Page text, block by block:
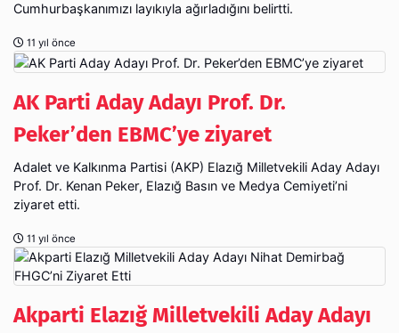
Cumhurbaşkanımızı layıkıyla ağırladığını belirtti.
11 yıl önce
AK Parti Aday Adayı Prof. Dr.
Peker’den EBMC’ye ziyaret
Adalet ve Kalkınma Partisi (AKP) Elazığ Milletvekili Aday Adayı
Prof. Dr. Kenan Peker, Elazığ Basın ve Medya Cemiyeti’ni
ziyaret etti.
11 yıl önce
Akparti Elazığ Milletvekili Aday Adayı